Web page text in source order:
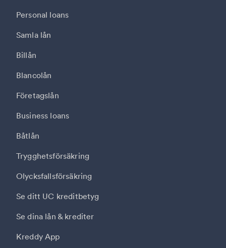
Personal loans
Samla lån
Billån
Blancolån
Företagslån
Business loans
Båtlån
Trygghetsförsäkring
Olycksfallsförsäkring
Se ditt UC kreditbetyg
Se dina lån & krediter
Kreddy App